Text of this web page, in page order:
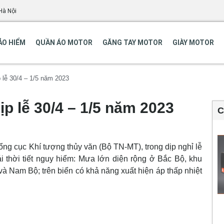
Nội
HIỂM QUẦN ÁO MOTOR GĂNG TAY MOTOR GIÀY MOTOR
30/4 – 1/5 năm 2023
lễ 30/4 – 1/5 năm 2023
cục Khí tượng thủy văn (Bộ TN-MT), trong dịp nghỉ lễ
thời tiết nguy hiểm: Mưa lớn diện rộng ở Bắc Bộ, khu
Nam Bộ; trên biển có khả năng xuất hiện áp thấp nhiệt